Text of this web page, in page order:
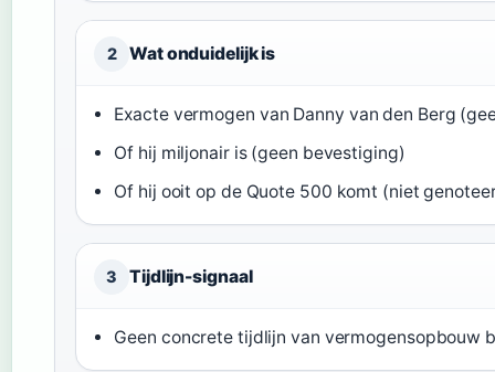
2 Wat onduidelijk is
Exacte vermogen van Danny van den Berg
Of hij miljonair is (geen bevestiging)
Of hij ooit op de Quote 500 komt (niet
3 Tijdlijn-signaal
Geen concrete tijdlijn van vermogensopbouw